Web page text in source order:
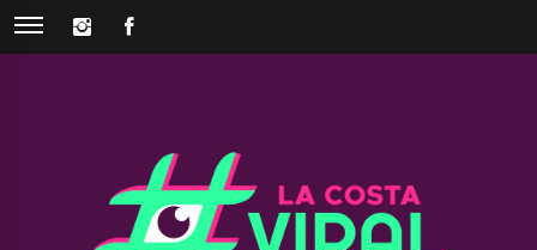
Skip
INSTAGRAM